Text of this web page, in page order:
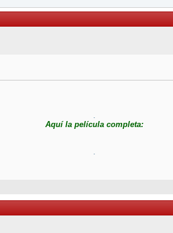
.
Aquí la película completa:
.